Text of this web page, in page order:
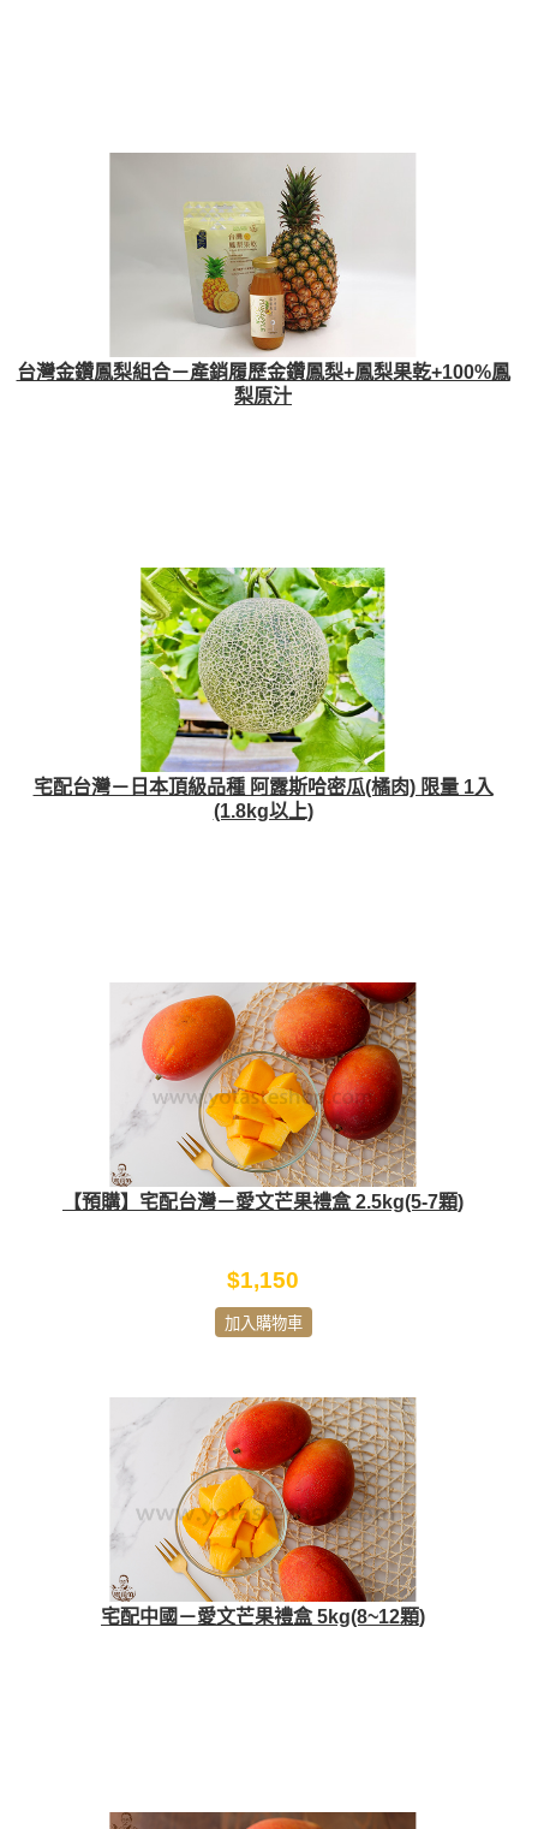
台灣金鑽鳳梨組合－產銷履歷金鑽鳳梨+鳳梨果乾+100%鳳
梨原汁
宅配台灣－日本頂級品種 阿露斯哈密瓜(橘肉) 限量 1入
(1.8kg以上)
【預購】宅配台灣－愛文芒果禮盒 2.5kg(5-7顆)
$1,150
加入購物車
宅配中國－愛文芒果禮盒 5kg(8~12顆)